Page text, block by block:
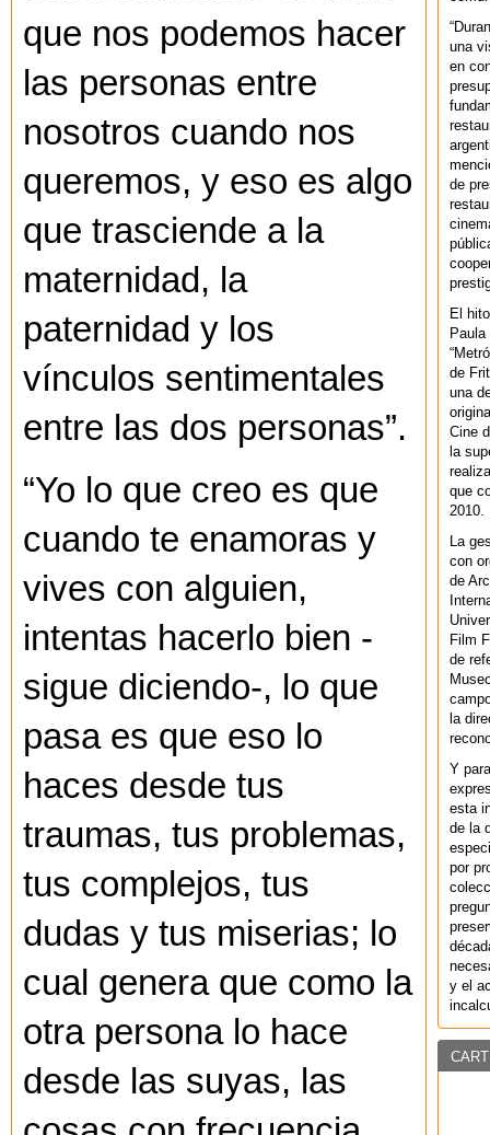
que nos podemos hacer
las personas entre
nosotros cuando nos
queremos, y eso es algo
que trasciende a la
maternidad, la
paternidad y los
vínculos sentimentales
entre las dos personas”.
“Yo lo que creo es que
cuando te enamoras y
vives con alguien,
intentas hacerlo bien -
sigue diciendo-, lo que
pasa es que eso lo
haces desde tus
traumas, tus problemas,
tus complejos, tus
dudas y tus miserias; lo
cual genera que como la
otra persona lo hace
desde las suyas, las
una
en
de
El
de
una
Cine
la
que
2010.
La
con
de
Film
de
la
Y
esta
de la
por
y el